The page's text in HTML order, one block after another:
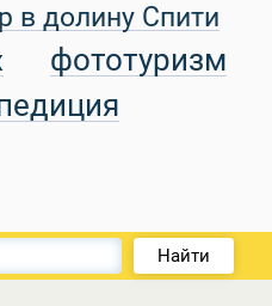
в долину Спити
фототуризм
Найти